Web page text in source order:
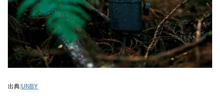
出典:UNBY